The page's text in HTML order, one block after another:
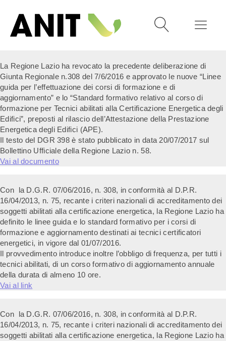
La Regione Lazio ha revocato la precedente deliberazione di
Giunta Regionale n.308 del 7/6/2016 e approvato le nuove “Linee
guida per l’effettuazione dei corsi di formazione e di
aggiornamento” e lo “Standard formativo relativo al corso di
formazione per Tecnici abilitati alla Certificazione Energetica degli
Edifici”, preposti al rilascio dell’Attestazione della Prestazione
Energetica degli Edifici (APE).
Il testo del DGR 398 è stato pubblicato in data 20/07/2017 sul
Bollettino Ufficiale della Regione Lazio n. 58.
Vai al documento
Con la D.G.R. 07/06/2016, n. 308, in conformità al D.P.R.
16/04/2013, n. 75, recante i criteri nazionali di accreditamento dei
soggetti abilitati alla certificazione energetica, la Regione Lazio ha
definito le linee guida e lo standard formativo per i corsi di
formazione e aggiornamento destinati ai tecnici certificatori
energetici, in vigore dal 01/07/2016.
Il provvedimento introduce inoltre l’obbligo di frequenza, per tutti i
tecnici abilitati, di un corso formativo di aggiornamento annuale
della durata di almeno 10 ore.
Vai al link
Con la D.G.R. 07/06/2016, n. 308, in conformità al D.P.R.
16/04/2013, n. 75, recante i criteri nazionali di accreditamento dei
soggetti abilitati alla certificazione energetica, la Regione Lazio ha